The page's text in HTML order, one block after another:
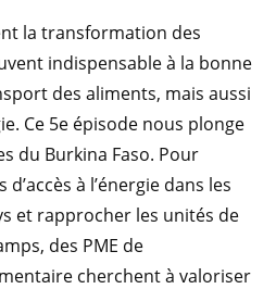
la transformation des
indispensable à la bonne
des aliments, mais aussi
Ce 5e épisode nous plonge
du Burkina Faso. Pour
à l’énergie dans les
et rapprocher les unités de
des PME de
cherchent à valoriser